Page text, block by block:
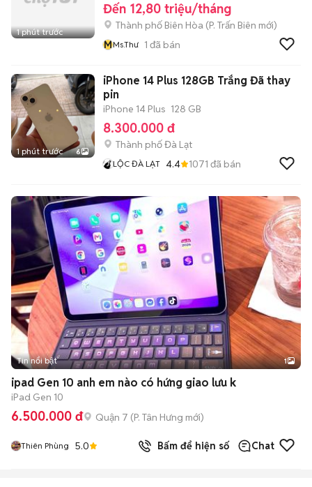
1 phút trước
Đến 12,80 triệu/tháng
Thành phố Biên Hòa (P. Trấn Biên mới)
MMs.Thư 1 đã bán
1 phút trước 6
iPhone 14 Plus 128GB Trắng Đã thay
pin
iPhone 14 Plus 128 GB
8.300.000 đ
Thành phố Đà Lạt
LỘC ĐÀ LẠT 4.4 1071 đã bán
Tin nổi bật 1
ipad Gen 10 anh em nào có hứng giao lưu k
iPad Gen 10
6.500.000 đ Quận 7 (P. Tân Hưng mới)
Thiên Phùng 5.0 Bấm để hiện số Chat